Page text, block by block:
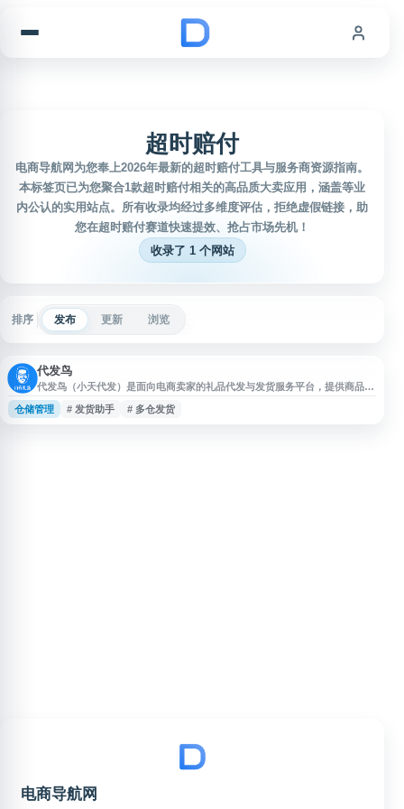
超时赔付
电商导航网为您奉上2026年最新的超时赔付工具与服务商资源指南。
本标签页已为您聚合1款超时赔付相关的高品质大卖应用，涵盖等业
内公认的实用站点。所有收录均经过多维度评估，拒绝虚假链接，助
您在超时赔付赛道快速提效、抢占市场先机！
收录了 1 个网站
排序 发布 更新 浏览
代发鸟
代发鸟（小天代发）是面向电商卖家的礼品代发与发货服务平台，提供商品选
择、多仓发货、下单代发等功能，帮助商家降低发货成本并提升发货效率。平
台涵盖多类代发商品，支持发货助手与超时赔付等服务，适合需要礼品代发、
仓储管理 # 发货助手 # 多仓发货
电商导航网